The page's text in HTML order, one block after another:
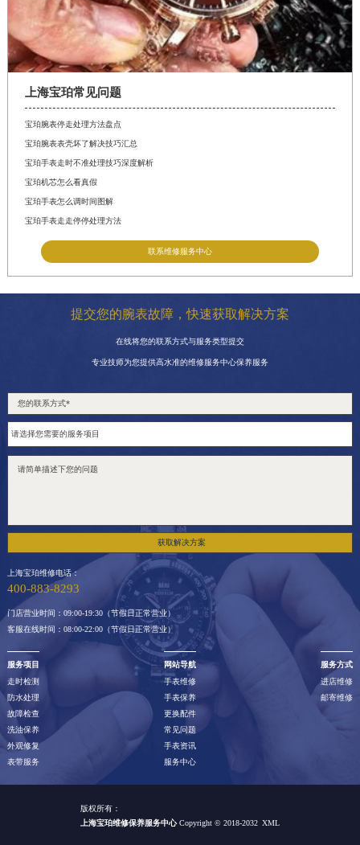
上海宝珀常见问题
宝珀腕表停走处理方法盘点
宝珀腕表表壳坏了解决技巧汇总
宝珀手表走时不准处理技巧深度解析
宝珀机芯怎么看真假
宝珀手表怎么调时间图解
宝珀手表走走停停处理方法
联系维修服务中心
提交您的腕表故障，快速获取解决方案
在线将您的联系方式与服务类型提交
专业技师为您提供高水准的维修服务中心保养服务
获取解决方案
上海宝珀维修电话：
400-883-8293
门店营业时间：09:00-19:30（节假日正常营业）
客服在线时间：08:00-22:00（节假日正常营业）
服务项目
走时检测
防水处理
故障检查
洗油保养
外观修复
表带服务
网站导航
手表维修
手表保养
更换配件
常见问题
手表资讯
服务中心
服务方式
进店维修
邮寄维修
版权所有：
上海宝珀维修保养服务中心Copyright © 2018-2032 XML